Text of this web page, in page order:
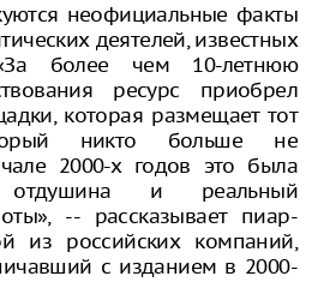
неофициальные факты
деятелей, известных
более чем 10-летнюю
ресурс приобрел
которая размещает тот
никто больше не
2000-х годов это была
отдушина и реальный
-- рассказывает пиар-
из российских компаний,
с изданием в 2000-